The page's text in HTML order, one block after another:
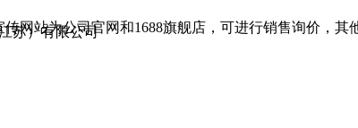
网站为公司官网和1688旗舰店，可进行销售询价，